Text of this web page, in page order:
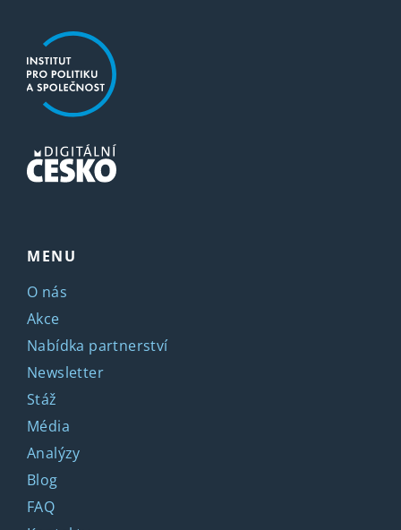
MENU
O nás
Akce
Nabídka partnerství
Newsletter
Stáž
Média
Analýzy
Blog
FAQ